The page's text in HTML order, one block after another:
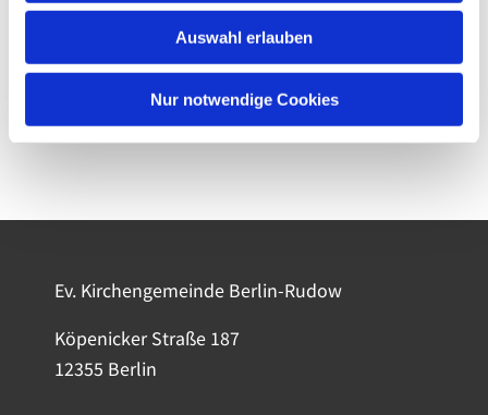
Auswahl erlauben
Nur notwendige Cookies
Ev. Kirchengemeinde Berlin-Rudow
Köpenicker Straße 187
12355 Berlin